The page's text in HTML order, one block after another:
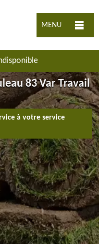
MENU
83 Var Travail
à votre service